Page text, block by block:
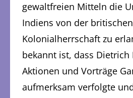
gewaltfreien Mitteln die
Indiens von der britischen
Kolonialherrschaft zu
bekannt ist, dass
Aktionen und Vorträge
aufmerksam verfolgte